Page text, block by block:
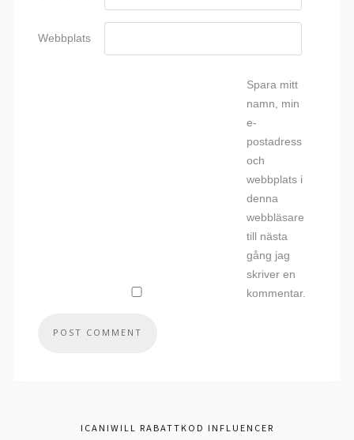
Webbplats
Spara mitt
namn, min
e-
postadress
och
webbplats i
denna
webbläsare
till nästa
gång jag
skriver en
kommentar.
ICANIWILL RABATTKOD INFLUENCER